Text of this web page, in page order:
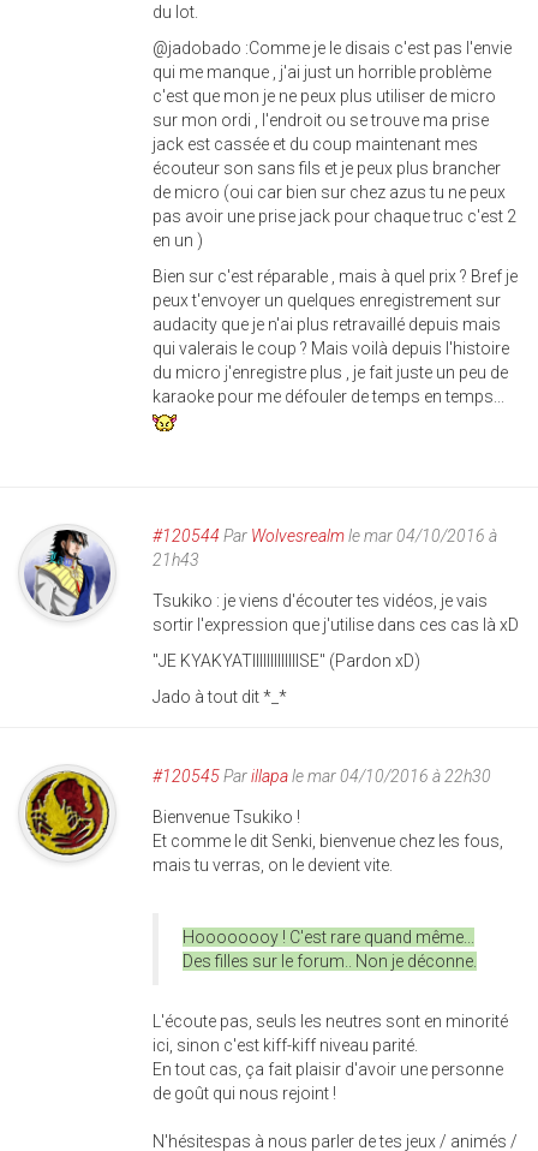
du lot.
@jadobado :Comme je le disais c'est pas l'envie
qui me manque , j'ai just un horrible problème
c'est que mon je ne peux plus utiliser de micro
sur mon ordi , l'endroit ou se trouve ma prise
jack est cassée et du coup maintenant mes
écouteur son sans fils et je peux plus brancher
de micro (oui car bien sur chez azus tu ne peux
pas avoir une prise jack pour chaque truc c'est 2
en un )
Bien sur c'est réparable , mais à quel prix ? Bref je
peux t'envoyer un quelques enregistrement sur
audacity que je n'ai plus retravaillé depuis mais
qui valerais le coup ? Mais voilà depuis l'histoire
du micro j'enregistre plus , je fait juste un peu de
karaoke pour me défouler de temps en temps...
#120544 Par Wolvesrealmle mar 04/10/2016 à
21h43
Tsukiko : je viens d'écouter tes vidéos, je vais
sortir l'expression que j'utilise dans ces cas là xD
"JE KYAKYATIIIIIIIIIIIIISE" (Pardon xD)
Jado à tout dit *_*
#120545Parillapale mar 04/10/2016 à 22h30
Bienvenue Tsukiko !
Et comme le dit Senki, bienvenue chez les fous,
mais tu verras, on le devient vite.
Hoooooooy ! C'est rare quand même...
Des filles sur le forum.. Non je déconne.
L'écoute pas, seuls les neutres sont en minorité
ici, sinon c'est kiff-kiff niveau parité.
En tout cas, ça fait plaisir d'avoir une personne
de goût qui nous rejoint !
N'hésitespas à nous parler de tes jeux / animés /